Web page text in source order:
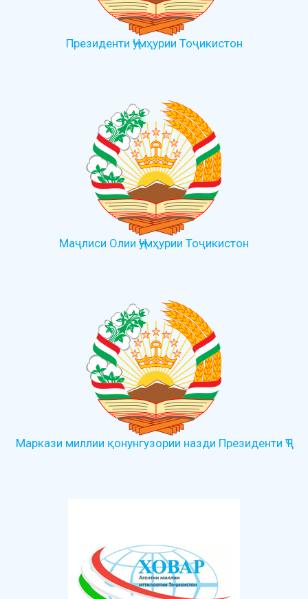
Президенти Ҷумҳурии Тоҷикистон
Маҷлиси Олии Ҷумҳурии Тоҷикистон
Маркази миллии қонунгузории назди Президенти ҶТ